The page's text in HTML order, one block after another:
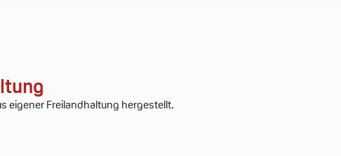
eigener Freilandhaltung hergestellt.